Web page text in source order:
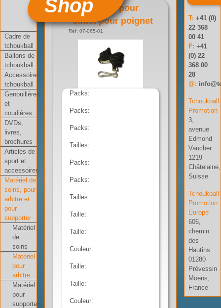
Shop
Cadre de
tchoukball
Ballons de
tchoukball
Accessoires
tchoukball
Genouillères
et
coudières
DVDs,
livres,
brochures
Articles de
sport et
accessoires
Matériel de
soins, pour
arbitre et
pour
supporter
Matériel
de
soins
Matériel
pour
arbitre
Matériel
pour
supporters
Cordelette pour
sifflet pour poignet
Réf: 07-065-01
Packs:
Packs:
Packs:
Tailles:
Packs:
Packs:
Tailles:
Taille:
Taille:
Couleur:
Taille:
Taille:
Couleur:
T:+41 (0)
22 368
00 41
F:+41
(0) 22
368 00
28
@:
Tchoukball
Promotion
3,
avenue
Edmond
Vaucher
1219
Châtelaine,
Suisse
Tchoukball
Promotion
Europe
606,
chemin
des
Hautins
01280
Prévessin
Moens,
France